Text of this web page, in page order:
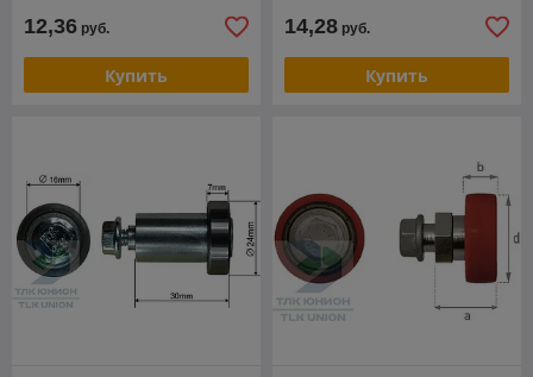
12,36 руб.
Купить
14,28 руб.
Купить